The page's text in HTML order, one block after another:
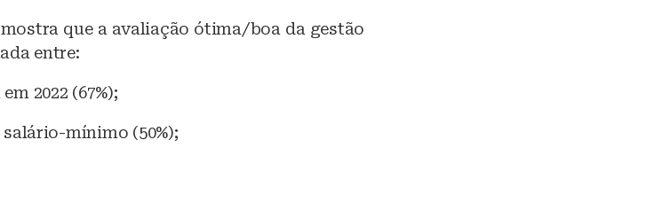
que a avaliação ótima/boa da gestão
entre:
2022 (67%);
mínimo (50%);